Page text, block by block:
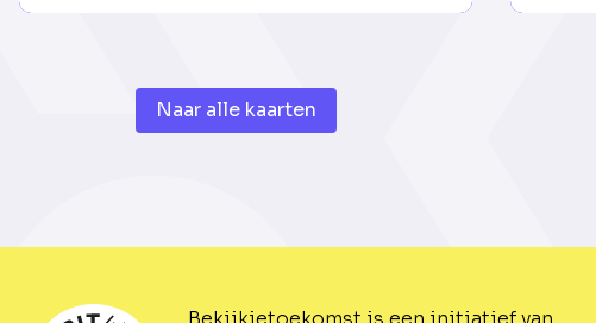
Naar alle kaarten